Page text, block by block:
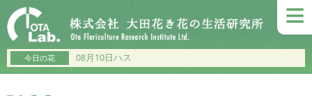
≡
今日の花 08月10日ハス